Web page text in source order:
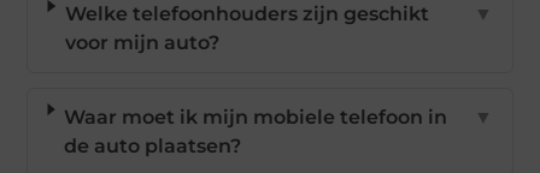
Welke telefoonhouders zijn geschikt
voor mijn auto?
▼
Waar moet ik mijn mobiele telefoon in
de auto plaatsen?
▼